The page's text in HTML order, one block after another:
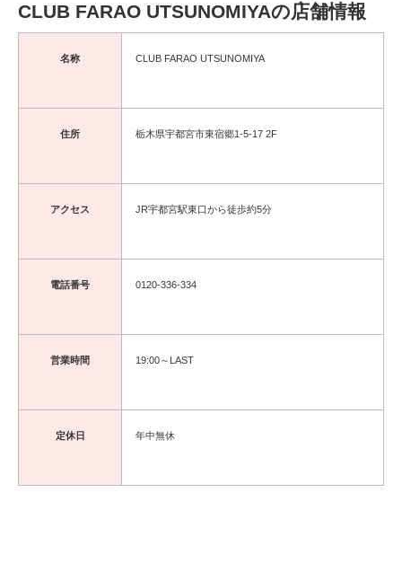
CLUB FARAO UTSUNOMIYAの店舗情報
名称 CLUB FARAO UTSUNOMIYA
住所 栃木県宇都宮市東宿郷1-5-17 2F
アクセス JR宇都宮駅東口から徒歩約5分
電話番号 0120-336-334
営業時間 19:00～LAST
定休日 年中無休